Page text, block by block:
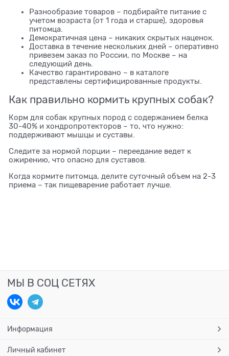
Разнообразие товаров – подбирайте питание с
учетом возраста (от 1 года и старше), здоровья
питомца.
Демократичная цена – никаких скрытых наценок.
Доставка в течение нескольких дней – оперативно
привезем заказ по России, по Москве – на
следующий день.
Качество гарантировано – в каталоге
представлены сертифицированные продукты.
Как правильно кормить крупных собак?
Корм для собак крупных пород с содержанием белка
30-40% и хондропротекторов – то, что нужно:
поддерживают мышцы и суставы.
Следите за нормой порции – переедание ведет к
ожирению, что опасно для суставов.
Когда кормите питомца, делите суточный объем на 2-3
приема – так пищеварение работает лучше.
МЫ В СОЦ СЕТЯХ
Информация
Личный кабинет